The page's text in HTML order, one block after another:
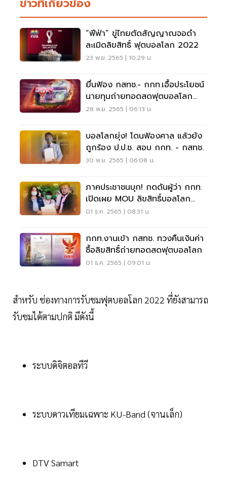
“ฟีฟ่า” ขู่ไทยตัดสัญญาณจอดำ
ละเมิดลิขสิทธิ์ ฟุตบอลโลก 2022
23 พ.ย. 2565 | 10:29 น.
ยื่นฟ้อง กสทช.- กกท.เอื้อประโยชน์
นายทุนถ่ายทอดสดฟุตบอลโลก
2022
28 พ.ย. 2565 | 06:13 น.
บอลโลกยุ่ง! โดนฟ้องศาล แล้วยัง
ถูกร้อง ป.ป.ช. สอบ กกท. - กสทช.
30 พ.ย. 2565 | 06:08 น.
ภาคประชาชนบุก! กดดันผู้ว่า กกท.
เปิดเผย MOU ลิขสิทธิ์บอลโลก
อย่างโปร่งใส ลบครหาเอื้อประโยชน์
01 ธ.ค. 2565 | 08:31 น.
กกท.งานเข้า กสทช. ทวงคืนเงินค่า
ซื้อลิขสิทธิ์ถ่ายทอดสดฟุตบอลโลก
01 ธ.ค. 2565 | 09:01 น.
สำหรับ ช่องทางการรับชมฟุตบอลโลก 2022 ที่ยังสามารถ
รับชมได้ตามปกติ มีดังนี้
ระบบดิจิตอลทีวี
ระบบดาวเทียมเฉพาะ KU-Band (จานเล็ก)
DTV Samart